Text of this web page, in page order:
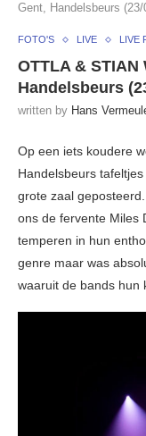
Gent, Handelsbeurs (23/
FOTO'S LIVE LIVE
OTTLA & STIAN
Handelsbeurs
written by Hans
Op een iets koudere
Handelsbeurs
grote zaal
ons de fervente Miles
temperen in hun
genre maar was
waaruit de bands hun